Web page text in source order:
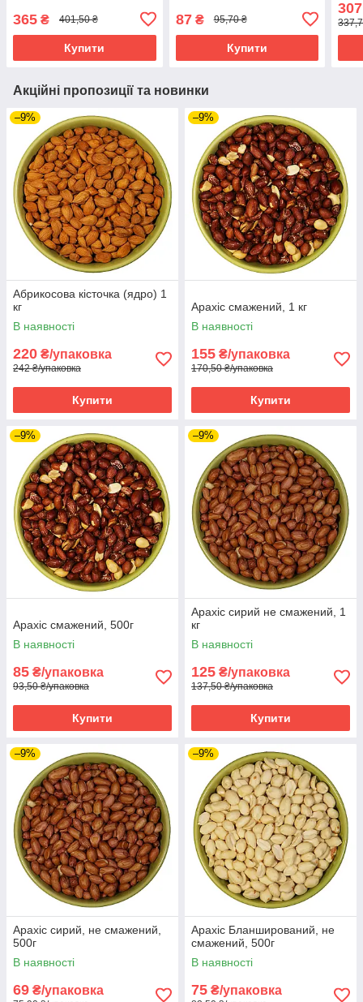
365 ₴ 401,50 ₴
Купити
87₴ 95,70 ₴
Купити
307
Акційні пропозиції та новинки
–9%
Абрикосова кісточка (ядро) 1
кг
В наявності
220 ₴/упаковка
242 ₴/упаковка
Купити
–9%
Арахіс смажений, 1 кг
В наявності
155 ₴/упаковка
170,50 ₴/упаковка
Купити
–9%
Арахіс смажений, 500г
В наявності
85 ₴/упаковка
93,50 ₴/упаковка
Купити
–9%
Арахіс сирий не смажений, 1
кг
В наявності
125 ₴/упаковка
137,50 ₴/упаковка
Купити
–9%
Арахіс сирий, не смажений,
500г
В наявності
69 ₴/упаковка
–9%
Арахіс Бланширований, не
смажений, 500г
В наявності
75 ₴/упаковка